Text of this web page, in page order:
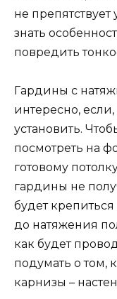
не
знать
повредить
Гардины с
интересно,
установить.
посмотреть на
готовому
гардины не
будет
до натяжения
как будет
подумать о том,
карнизы –